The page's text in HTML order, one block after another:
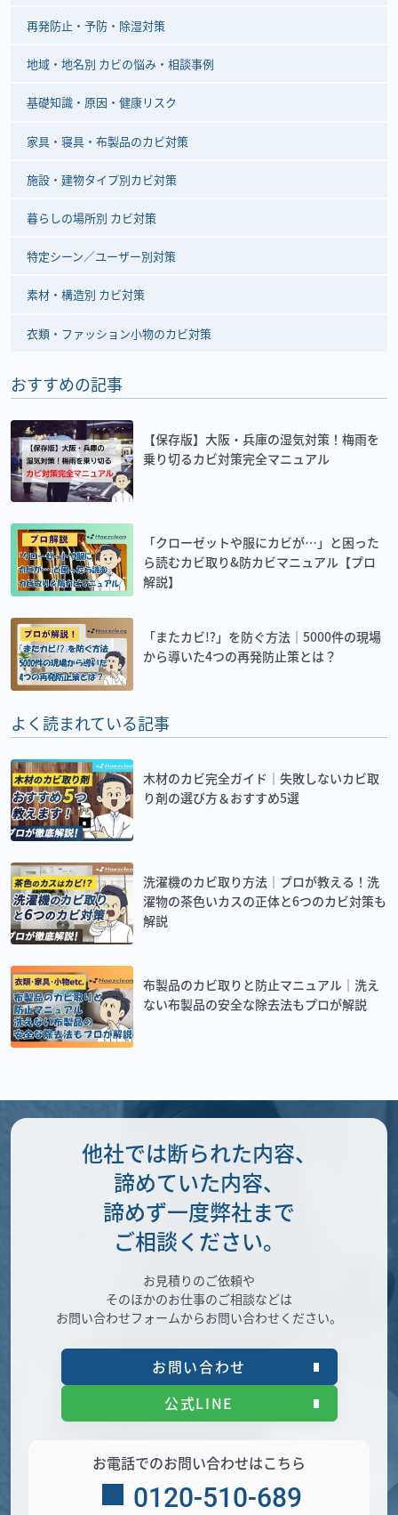
再発防止・予防・除湿対策
地域・地名別 カビの悩み・相談事例
基礎知識・原因・健康リスク
家具・寝具・布製品のカビ対策
施設・建物タイプ別カビ対策
暮らしの場所別 カビ対策
特定シーン／ユーザー別対策
素材・構造別 カビ対策
衣類・ファッション小物のカビ対策
おすすめの記事
【保存版】大阪・兵庫の湿気対策！梅雨を
乗り切るカビ対策完全マニュアル
「クローゼットや服にカビが…」と困った
ら読むカビ取り&防カビマニュアル【プロ
解説】
「またカビ!?」を防ぐ方法｜5000件の現場
から導いた4つの再発防止策とは？
よく読まれている記事
木材のカビ完全ガイド｜失敗しないカビ取
り剤の選び方＆おすすめ5選
洗濯機のカビ取り方法｜プロが教える！洗
濯物の茶色いカスの正体と6つのカビ対策も
解説
布製品のカビ取りと防止マニュアル｜洗え
ない布製品の安全な除去法もプロが解説
他社では断られた内容、
諦めていた内容、
諦めず一度弊社まで
ご相談ください。
お見積りのご依頼や
そのほかのお仕事のご相談などは
お問い合わせフォームからお問い合わせください。
お問い合わせ
公式LINE
お電話でのお問い合わせはこちら
0120-510-689